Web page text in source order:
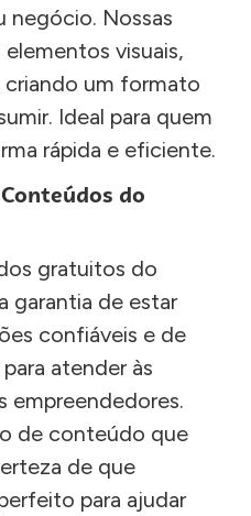
negócio. Nossas
visuais,
um formato
Ideal para quem
rápida e eficiente.
do
gratuitos do
garantia de estar
confiáveis e de
atender às
empreendedores.
de conteúdo que
de que
para ajudar